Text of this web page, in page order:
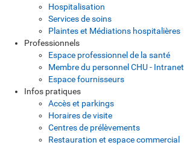
Hospitalisation
Services de soins
Plaintes et Médiations hospitalières
Professionnels
Espace professionnel de la santé
Membre du personnel CHU - Intranet
Espace fournisseurs
Infos pratiques
Accès et parkings
Horaires de visite
Centres de prélèvements
Restauration et espace commercial